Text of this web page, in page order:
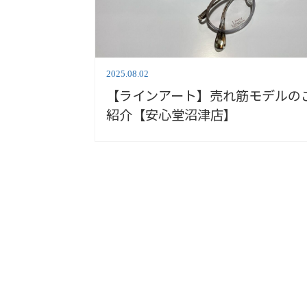
2025.08.02
【ラインアート】売れ筋モデルの
紹介【安心堂沼津店】